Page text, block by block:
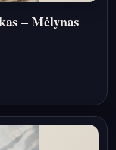
– Mėlynas